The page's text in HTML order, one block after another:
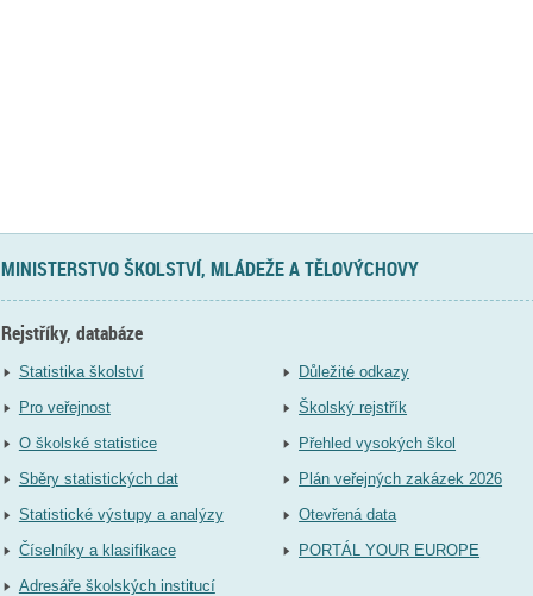
MINISTERSTVO ŠKOLSTVÍ, MLÁDEŽE A TĚLOVÝCHOVY
Rejstříky, databáze
Statistika školství
Pro veřejnost
O školské statistice
Sběry statistických dat
Statistické výstupy a analýzy
Číselníky a klasifikace
Adresáře školských institucí
Důležité odkazy
Školský rejstřík
Přehled vysokých škol
Plán veřejných zakázek 2026
Otevřená data
PORTÁL YOUR EUROPE